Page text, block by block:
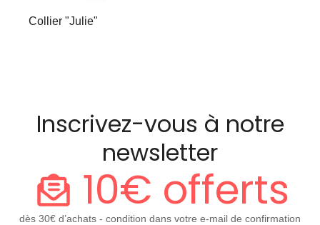
Collier "Julie"
Inscrivez-vous à notre
newsletter
10€ offerts
dès 30€ d’achats - condition dans votre e-mail de confirmation